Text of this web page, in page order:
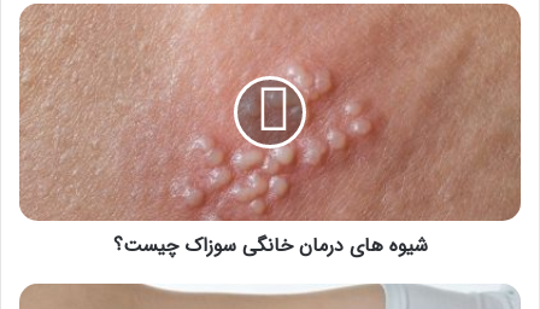
شیوه
های
درمان
خانگی
سوزاک
چیست؟
شیوه های درمان خانگی سوزاک چیست؟
معرفی